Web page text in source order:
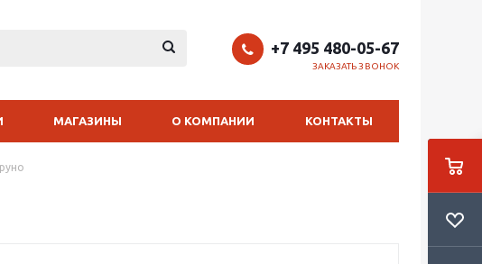
+7 495 480-05-67
ЗАКАЗАТЬ ЗВОНОК
МАГАЗИНЫ О КОМПАНИИ КОНТАКТЫ